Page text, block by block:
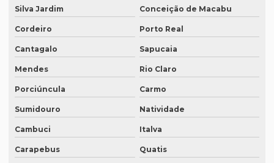
Empresa de tradução de artigos em fortaleza
Empresa de tradução de artigos em inglês
Empresa de tradução de artigos no rio de janeiro
Empresa de tradução de artigos no rj
Empresa de tradução de artigos em porto alegre
Empresa de tradução de artigos em recife
Empresa de tradução de artigos em sp
Empresa de tradução brasil
Silva Jardim Conceição de Macabu
Cordeiro Porto Real
Cantagalo Sapucaia
Mendes Rio Claro
Porciúncula Carmo
Sumidouro Natividade
Cambuci Italva
Carapebus Quatis